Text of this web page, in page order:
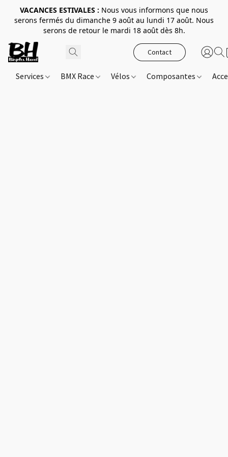
VACANCES ESTIVALES : Nous vous informons que nous
serons fermés du dimanche 9 août au lundi 17 août. Nous
serons de retour le mardi 18 août dès 8h.
Contact
Services BMX Race Vélos Composantes